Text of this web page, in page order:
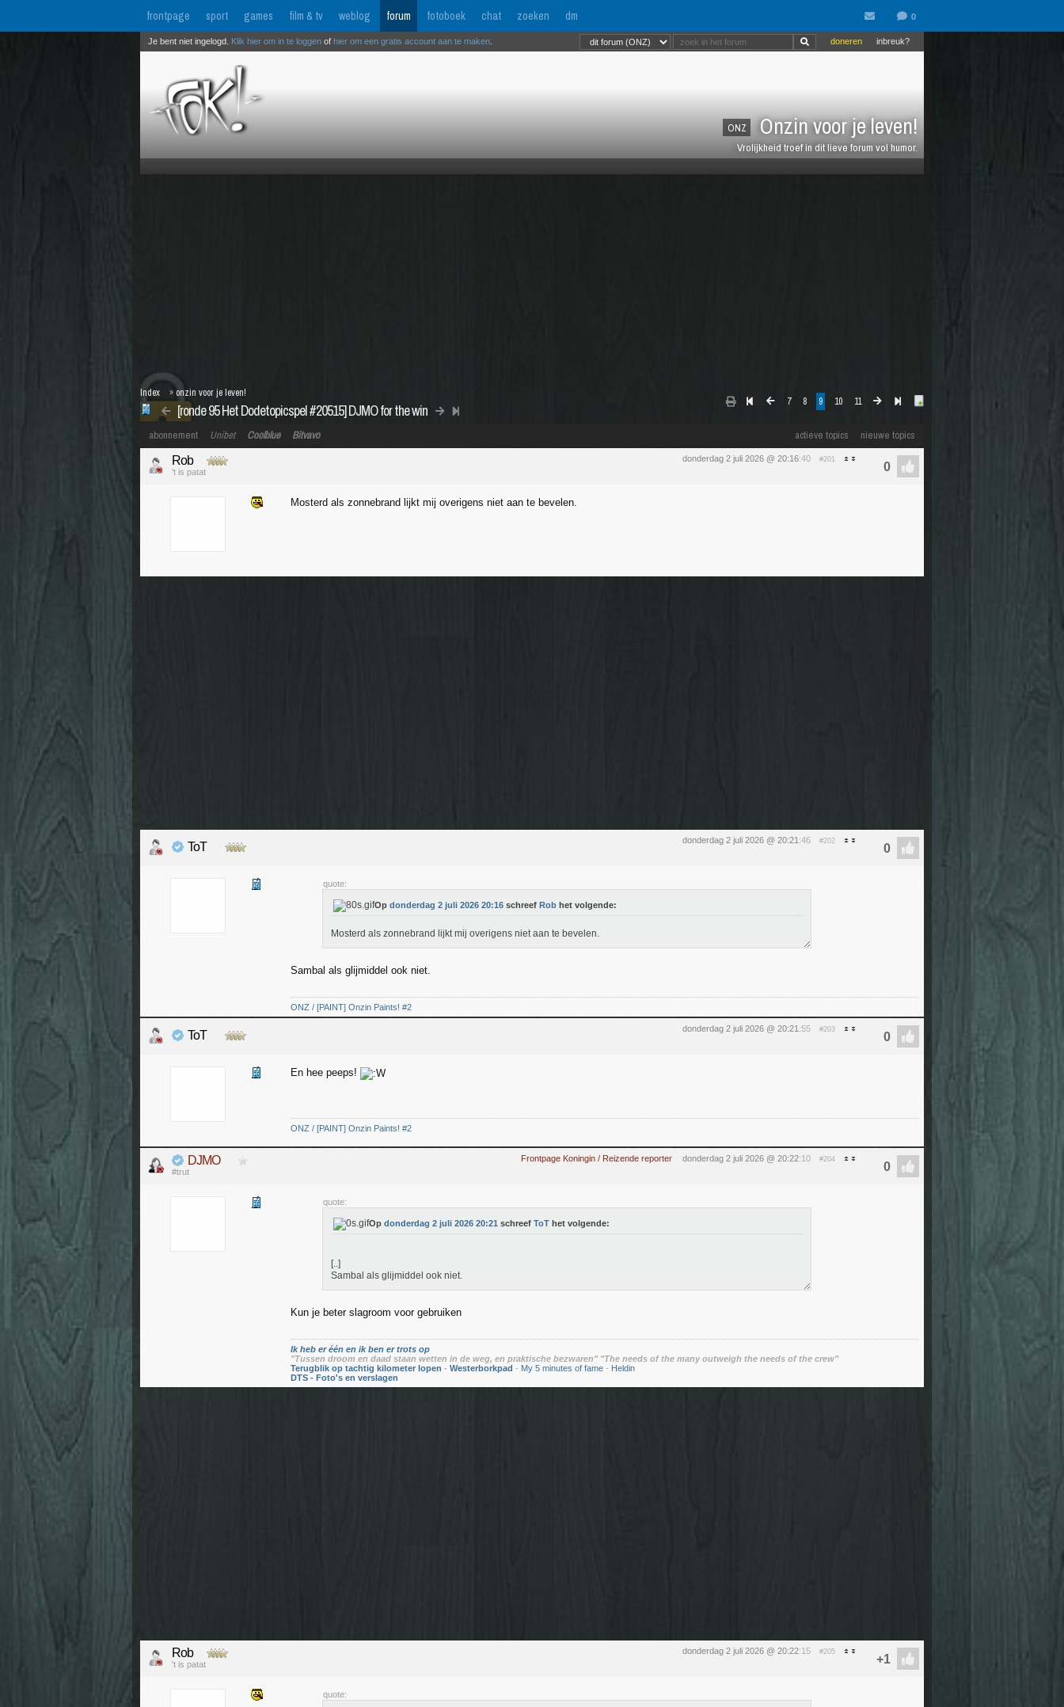
frontpage sport games film & tv weblog forum fotoboek chat zoeken dm
ONZ Onzin voor je leven!
Vrolijkheid troef in dit lieve forum vol humor.
inbreuk?
doneren
Je bent niet ingelogd. Klik hier om in te loggen of hier om een gratis account aan te maken
7 8 9 10 11
[ronde 95 Het Dodetopicspel #20515] DJMO for the win
Index » onzin voor je leven!
actieve topics nieuwe topics
abonnement Unibet Coolblue Bitvavo
donderdag 2 juli 2026 @ 20:16:40 #201
Rob
't is patat
Mosterd als zonnebrand lijkt mij overigens niet aan te bevelen.
donderdag 2 juli 2026 @ 20:21 :46 #202
ToT
quote:
Op donderdag 2 juli 2026 20:16 schreef Rob het volgende:
Mosterd als zonnebrand lijkt mij overigens niet aan te bevelen.
Sambal als glijmiddel ook niet.
ONZ / [PAINT] Onzin Paints! #2
donderdag 2 juli 2026 @ 20:21 :55 #203
ToT
En hee peeps!
ONZ / [PAINT] Onzin Paints! #2
Frontpage Koningin / Reizende reporter donderdag 2 juli 2026 @ 20:22:10 #204
DJMO
#trut
quote:
Op donderdag 2 juli 2026 20:21 schreef ToT het volgende:
[..]
Sambal als glijmiddel ook niet.
Kun je beter slagroom voor gebruiken
Ik heb er één en ik ben er trots op
"Tussen droom en daad staan wetten in de weg, en praktische bezwaren" "The needs of the many outweigh the needs of the crew"
Terugblik op tachtig kilometer lopen - Westerborkpad - My 5 minutes of fame - Heldin
DTS - Foto's en verslagen
donderdag 2 juli 2026 @ 20:22:15 #205
Rob
't is patat
quote: